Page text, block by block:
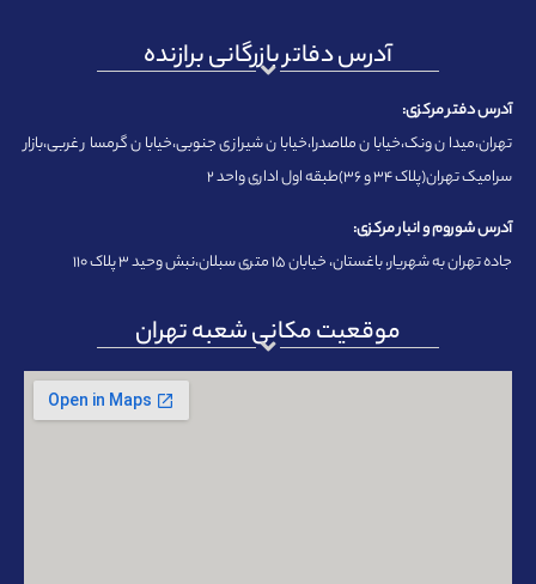
آدرس دفاتر بازرگانی برازنده
آدرس دفتر مرکزی:
تهران،میدان ونک،خیابان ملاصدرا،خیابان شیرازی جنوبی،خیابان گرمسار غربی،بازار
سرامیک تهران(پلاک ۳۴ و ۳۶)طبقه اول اداری واحد ۲
آدرس شوروم و انبار مرکزی:
جاده تهران به شهریار، باغستان، خیابان ۱۵ متری سبلان،نبش وحید ۳ پلاک ۱۱۰
موقعیت مکانی شعبه تهران